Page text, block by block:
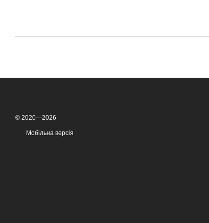
© 2020—2026
Мобільна версія